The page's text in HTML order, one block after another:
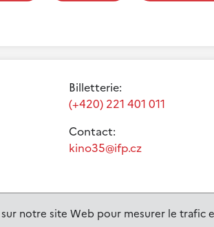
notre site Web pour mesurer le trafic
Billetterie:
(+420) 221 401 011
Contact:
kino35@ifp.cz